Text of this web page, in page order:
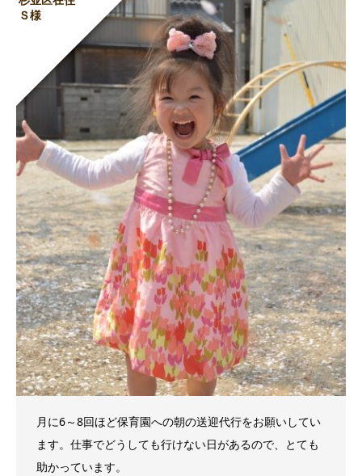
Ｓ様
月に6～8回ほど保育園への朝の送迎代行をお願いしてい
ます。仕事でどうしても行けない日があるので、とても
助かっています。